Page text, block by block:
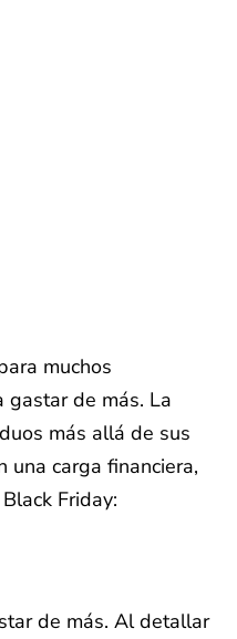
muchos
gastar de más. La
más allá de sus
una carga financiera,
Friday:
de más. Al detallar